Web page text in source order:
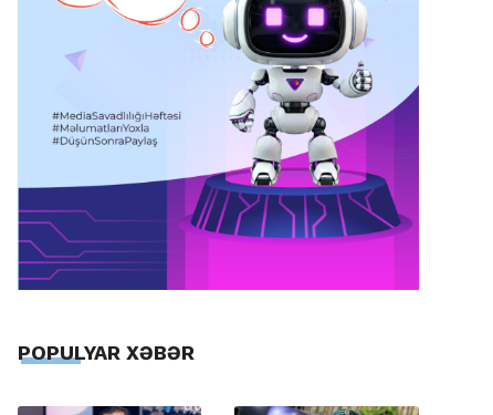
POPULYAR XƏBƏR